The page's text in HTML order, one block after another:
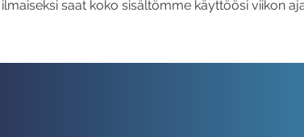
saat koko sisältömme käyttöösi viikon